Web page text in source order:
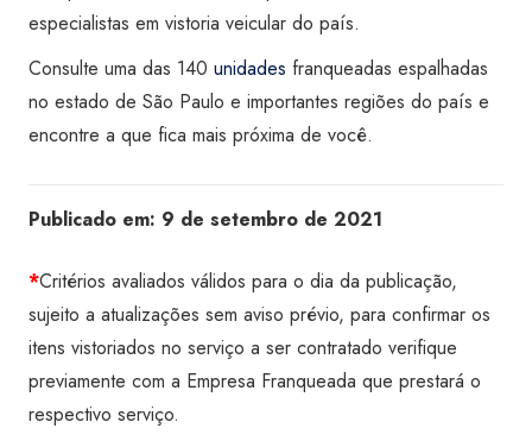
especialistas em vistoria veicular do país.
Consulte uma das 140 unidades franqueadas espalhadas
no estado de São Paulo e importantes regiões do país e
encontre a que fica mais próxima de você.
Publicado em: 9 de setembro de 2021
*Critérios avaliados válidos para o dia da publicação,
sujeito a atualizações sem aviso prévio, para confirmar os
itens vistoriados no serviço a ser contratado verifique
previamente com a Empresa Franqueada que prestará o
respectivo serviço.